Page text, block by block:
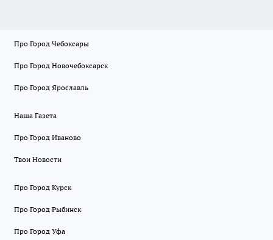
Про Город Чебоксары
Про Город Новочебоксарск
Про Город Ярославль
Наша Газета
Про Город Иваново
Твои Новости
Про Город Курск
Про Город Рыбинск
Про Город Уфа